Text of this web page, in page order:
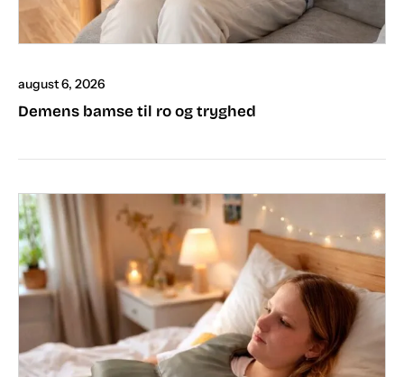
august 6, 2026
Demens bamse til ro og tryghed